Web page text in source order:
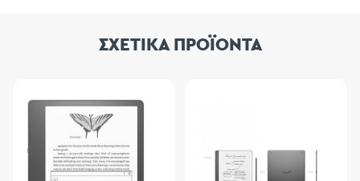
ΣΧΕΤΙΚΑ ΠΡΟΪΟΝΤΑ